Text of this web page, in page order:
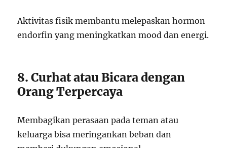
Aktivitas fisik membantu melepaskan hormon
endorfin yang meningkatkan mood dan energi.
8. Curhat atau Bicara dengan
Orang Terpercaya
Membagikan perasaan pada teman atau
keluarga bisa meringankan beban dan